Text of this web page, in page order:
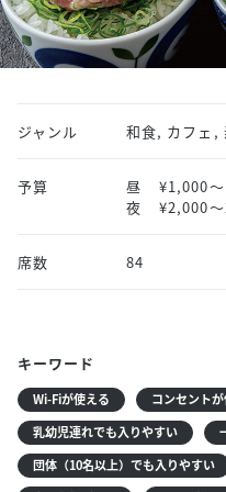
ジャンル 和食, カフェ,
予算 昼
¥1,000
夜
¥2,000
席数 84
キーワード
Wi-Fiが使える コンセント
乳幼児連れでも入りやすい
団体（10名以上）でも入りやすい